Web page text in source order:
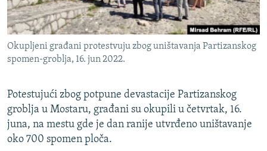
SPECIJALI RSE
VIŠE OD NASLOVA
GENOCID U SREBRENICI
TV LIBERTY
POST SCRIPTUM
MOJA EVROPA
PRATITE NAS
Sve RFE/RL stranice
Okupljeni građani protestvuju zbog uništavanja Partizanskog
spomen-groblja, 16. jun 2022.
Potestujući zbog potpune devastacije Partizanskog
groblja u Mostaru, građani su okupili u četvrtak, 16.
juna, na mestu gde je dan ranije utvrđeno uništavanje
oko 700 spomen ploča.